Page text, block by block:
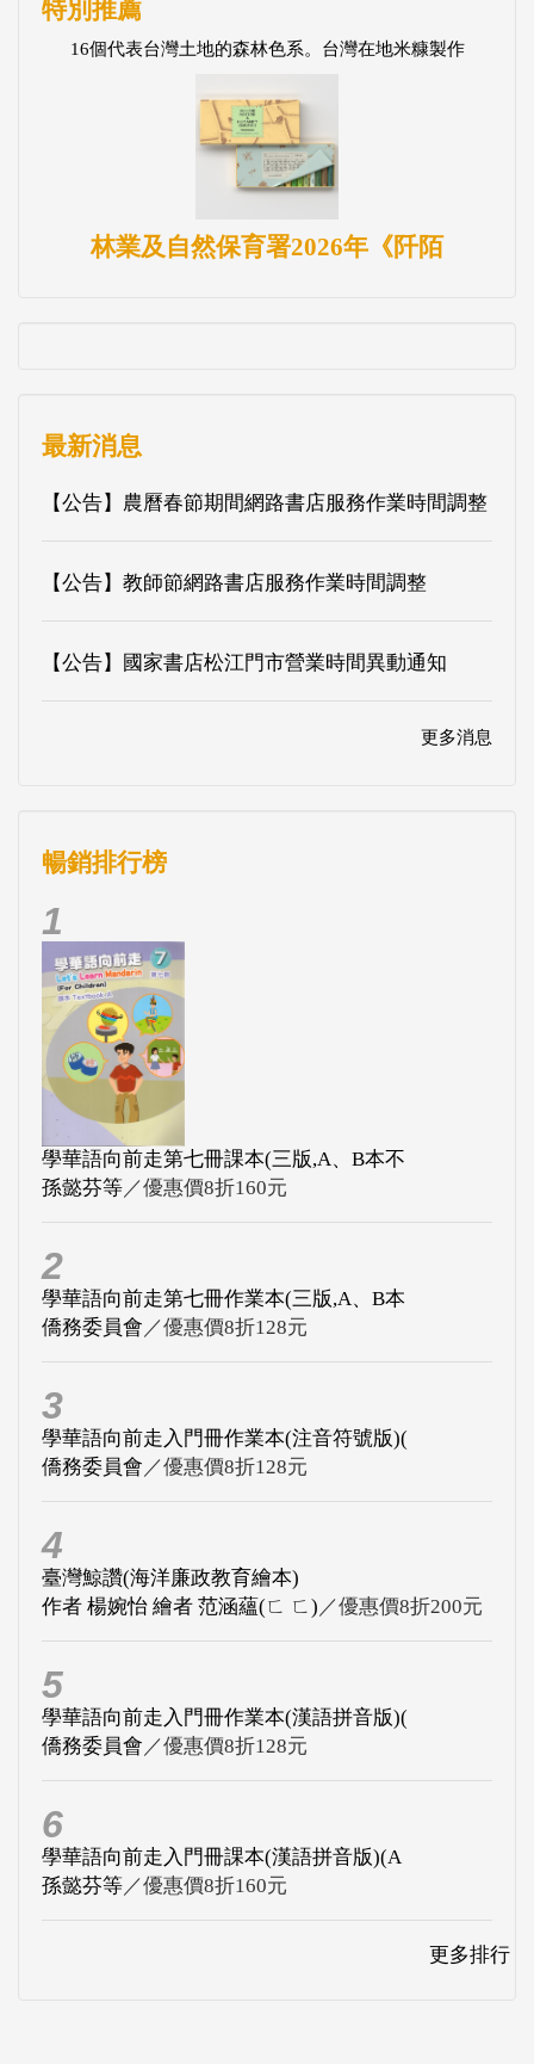
特別推薦
16個代表台灣土地的森林色系。台灣在地米糠製作
林業及自然保育署2026年《阡陌
最新消息
【公告】農曆春節期間網路書店服務作業時間調整
【公告】教師節網路書店服務作業時間調整
【公告】國家書店松江門市營業時間異動通知
更多消息
暢銷排行榜
1
學華語向前走第七冊課本(三版,A、B本不
孫懿芬等／優惠價8折160元
2
學華語向前走第七冊作業本(三版,A、B本
僑務委員會 ／優惠價8折128元
3
學華語向前走入門冊作業本(注音符號版)(
僑務委員會 ／優惠價8折128元
4
臺灣鯨讚(海洋廉政教育繪本)
作者 楊婉怡 繪者 范涵蘊(ㄈ ㄈ) ／優惠價8折200元
5
學華語向前走入門冊作業本(漢語拼音版)(
僑務委員會 ／優惠價8折128元
6
學華語向前走入門冊課本(漢語拼音版)(A
孫懿芬等／優惠價8折160元
更多排行